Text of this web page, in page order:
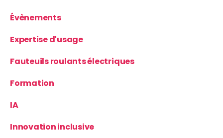
Évènements
Expertise d'usage
Fauteuils roulants électriques
Formation
IA
Innovation inclusive